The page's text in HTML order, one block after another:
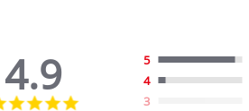
4.9
4.9
5
4
3